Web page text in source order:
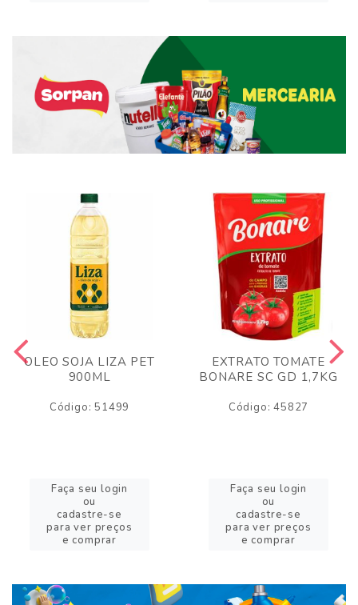
OLEO SOJA LIZA PET
900ML
Código: 51499
Faça seu login
ou
cadastre-se
para ver preços
e comprar
EXTRATO TOMATE
BONARE SC GD 1,7KG
Código: 45827
Faça seu login
ou
cadastre-se
para ver preços
e comprar